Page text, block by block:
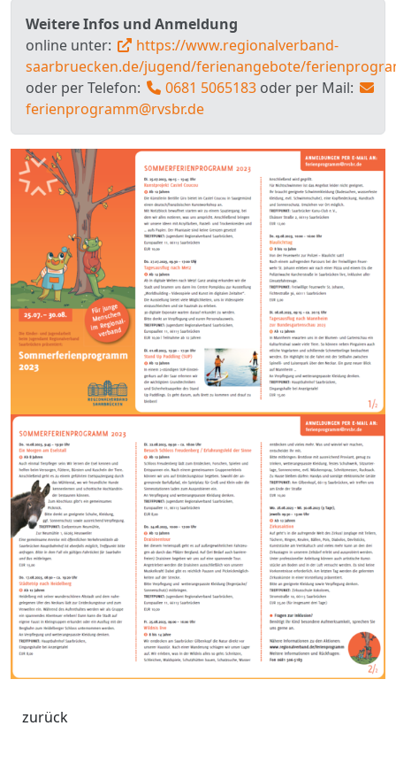
Weitere Infos und Anmeldung
online unter:
https://www.regionalverband-
saarbruecken.de/jugend/ferienangebote/
oder per Telefon:
0681 5065183oder per Mail:
ferienprogramm@rvsbr.de
zurück